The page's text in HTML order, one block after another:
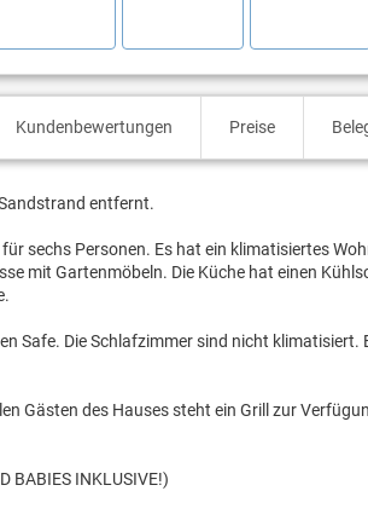
Kundenbewertungen Preise
entfernt.
sechs Personen. Es hat ein klimatisiertes
mit Gartenmöbeln. Die Küche hat einen
Safe. Die Schlafzimmer sind nicht klimatisiert.
Gästen des Hauses steht ein Grill zur
BABIES INKLUSIVE!)